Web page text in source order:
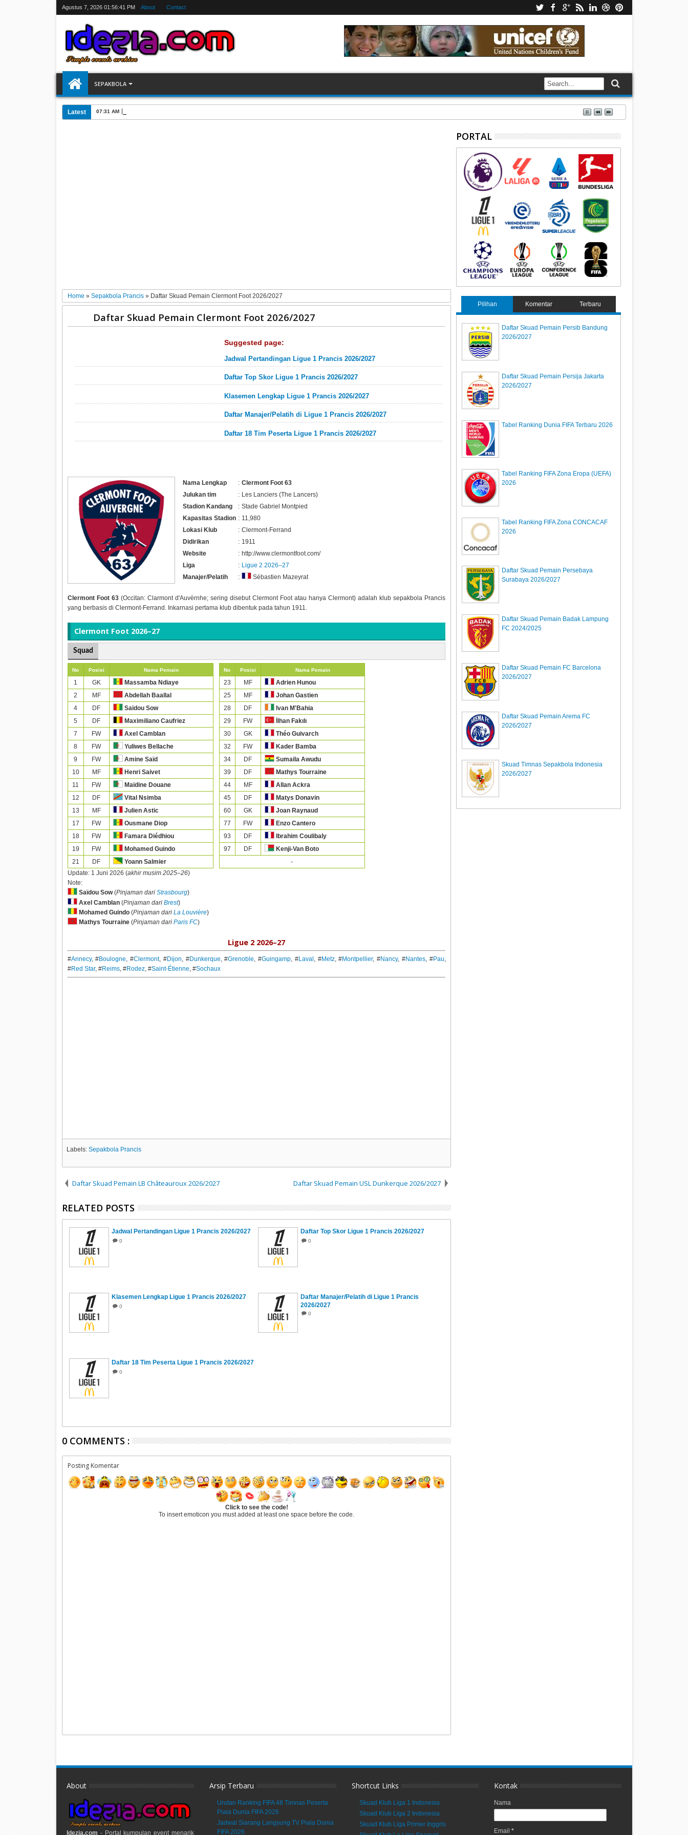
Agustus 7, 2026 01:56:42 PM About Contact
SEPAKBOLA
Latest 07:31 AM
Home » Sepakbola Prancis » Daftar Skuad Pemain Clermont Foot 2026/2027
Daftar Skuad Pemain Clermont Foot 2026/2027
Suggested page:
Jadwal Pertandingan Ligue 1 Prancis 2026/2027
Daftar Top Skor Ligue 1 Prancis 2026/2027
Klasemen Lengkap Ligue 1 Prancis 2026/2027
Daftar Manajer/Pelatih di Ligue 1 Prancis 2026/2027
Daftar 18 Tim Peserta Ligue 1 Prancis 2026/2027
Nama Lengkap : Clermont Foot 63
Julukan tim
: Les Lanciers (The Lancers)
Stadion Kandang
: Stade Gabriel Montpied
Kapasitas Stadion : 11,980
Lokasi Klub
: Clermont-Ferrand
Didirikan
: 1911
Website
: http://www.clermontfoot.com/
Liga
: Ligue 2 2026–27
Manajer/Pelatih
: Sébastien Mazeyrat
Clermont Foot 63(Occitan: Clarmont d'Auvèrnhe; sering disebut Clermont Foot atau hanya Clermont) adalah klub sepakbola Prancis
yang berbasis di Clermont-Ferrand. Inkarnasi pertama klub dibentuk pada tahun 1911.
Clermont Foot 2026–27
Squad
No Posisi Nama Pemain
1 GK
Massamba Ndiaye
2
MF
Abdellah Baallal
4
DF
Saïdou Sow
5
DF
Maximiliano Caufriez
7
FW
Axel Camblan
8
FW
Yuliwes Bellache
9
FW
Amine Saïd
10
MF
Henri Saivet
11
FW
Maïdine Douane
12
DF
Vital Nsimba
13
MF
Julien Astic
17
FW
Ousmane Diop
18
FW
Famara Diédhiou
19
FW
Mohamed Guindo
21
DF Yoann Salmier
No Posisi Nama Pemain
23 MF
Adrien Hunou
25
MF
Johan Gastien
28
DF
Ivan M'Bahia
29
FW
İlhan Fakılı
30
GK
Théo Guivarch
32
FW
Kader Bamba
34
DF
Sumaila Awudu
39
DF
Mathys Tourraine
44
MF
Allan Ackra
45
DF
Matys Donavin
60
GK
Joan Raynaud
77
FW
Enzo Cantero
93
DF
Ibrahim Coulibaly
97
DF
Kenji-Van Boto
-
Update: 1 Juni 2026 (akhir musim 2025–26)
Note:
Saïdou Sow(Pinjaman dari Strasbourg)
Axel Camblan(Pinjaman dari Brest)
Mohamed Guindo(Pinjaman dari La Louvière)
Mathys Tourraine(Pinjaman dari Paris FC)
Ligue 2 2026–27
#Annecy, #Boulogne , #Clermont, #Dijon , #Dunkerque , #Grenoble , #Guingamp , #Laval , #Metz, #Montpellier, #Nancy, #Nantes, #Pau
#Red Star, #Reims, #Rodez, #Saint-Étienne , #Sochaux
Labels: Sepakbola Prancis
Daftar Skuad Pemain LB Châteauroux 2026/2027 Daftar Skuad Pemain USL Dunkerque 2026/2027
RELATED POSTS
Jadwal Pertandingan Ligue 1 Prancis 2026/2027
0
Daftar Top Skor Ligue 1 Prancis 2026/2027
0
Klasemen Lengkap Ligue 1 Prancis 2026/2027
0
Daftar Manajer/Pelatih di Ligue 1 Prancis
2026/2027
0
Daftar 18 Tim Peserta Ligue 1 Prancis 2026/2027
0
0 COMMENTS :
Posting Komentar
Click to see the code!
To insert emoticon you must added at least one space before the code.
PORTAL
Pilihan Komentar Terbaru
Daftar Skuad Pemain Persib Bandung
2026/2027
Daftar Skuad Pemain Persija Jakarta
2026/2027
Tabel Ranking Dunia FIFA Terbaru 2026
Tabel Ranking FIFA Zona Eropa (UEFA)
2026
Tabel Ranking FIFA Zona CONCACAF
2026
Daftar Skuad Pemain Persebaya
Surabaya 2026/2027
Daftar Skuad Pemain Badak Lampung
FC 2024/2025
Daftar Skuad Pemain FC Barcelona
2026/2027
Daftar Skuad Pemain Arema FC
2026/2027
Skuad Timnas Sepakbola Indonesia
2026/2027
About
Idezia.com - Portal kumpulan event menarik
Arsip Terbaru
Urutan Ranking FIFA 48 Timnas Peserta
Piala Dunia FIFA 2026
Jadwal Siarang Langsung TV Piala Dunia
FIFA 2026
Shortcut Links
Skuad Klub Liga 1 Indonesia
Skuad Klub Liga 2 Indonesia
Skuad Klub Liga Primer Inggris
Kontak
Nama
Email*